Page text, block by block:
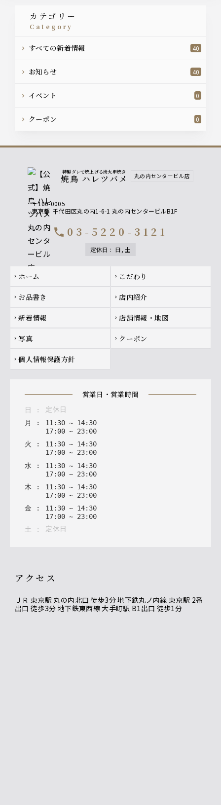
カテゴリー
category
すべての新着情報 40
お知らせ 40
イベント 0
クーポン 0
特製ダレで焼上げる炭火串焼き
焼鳥 ハレツバメ 丸の内センタービル店
〒100-0005
東京都 千代田区丸の内1-6-1 丸の内センタービルB1F
call 03-5220-3121
定休日 : 日, 土
Footer navigation
chevron_right ホーム chevron_right こだわり
chevron_right お品書き chevron_right 店内紹介
chevron_right 新着情報 chevron_right 店舗情報・地図
chevron_right 写真 chevron_right クーポン
chevron_right 個人情報保護方針
営業日・営業時間
日 :
定休日
月
: 11: 30 ~ 14: 30
17: 00 ~ 23: 00
火
: 11: 30 ~ 14: 30
17: 00 ~ 23: 00
水 : 11 : 30 ~ 14: 30
17: 00 ~ 23: 00
木 : 11 : 30 ~ 14: 30
17: 00 ~ 23: 00
金 : 11 : 30 ~ 14: 30
17: 00 ~ 23: 00
土
: 定休日
アクセス
ＪＲ 東京駅 丸の内北口 徒歩3分 地下鉄丸ノ内線 東京駅 2番
出口 徒歩3分 地下鉄東西線 大手町駅 B1出口 徒歩1分